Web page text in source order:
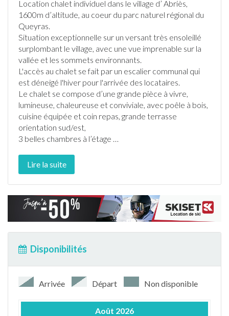
Location chalet individuel dans le village d’ Abriès,
1600m d’altitude, au coeur du parc naturel régional du
Queyras.
Situation exceptionnelle sur un versant très ensoleillé
surplombant le village, avec une vue imprenable sur la
vallée et les sommets environnants.
L'accès au chalet se fait par un escalier communal qui
est déneigé l'hiver pour l'arrivée des locataires.
Le chalet se compose d’une grande pièce à vivre,
lumineuse, chaleureuse et conviviale, avec poêle à bois,
cuisine équipée et coin repas, grande terrasse
orientation sud/est,
3 belles chambres à l’étage …
Lire la suite
Disponibilités
Arrivée Départ Non disponible
Août 2026